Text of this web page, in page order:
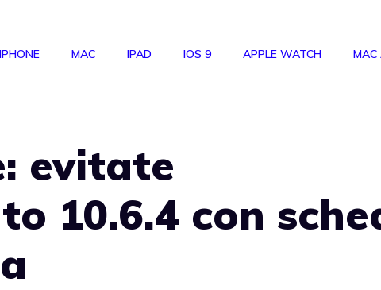
IPHONE MAC IPAD IOS 9 APPLE WATCH MAC
evitate
10.6.4 con